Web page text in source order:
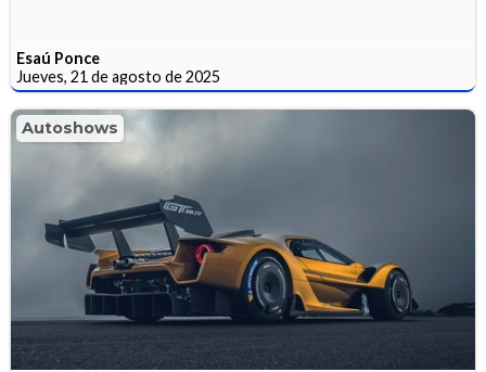
Esaú Ponce
Jueves, 21 de agosto de 2025
Autoshows